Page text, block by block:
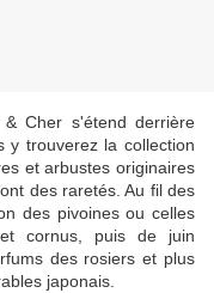
Cher s'étend derrière
y trouverez la collection
et arbustes originaires
des raretés. Au fil des
des pivoines ou celles
cornus, puis de juin
des rosiers et plus
japonais.